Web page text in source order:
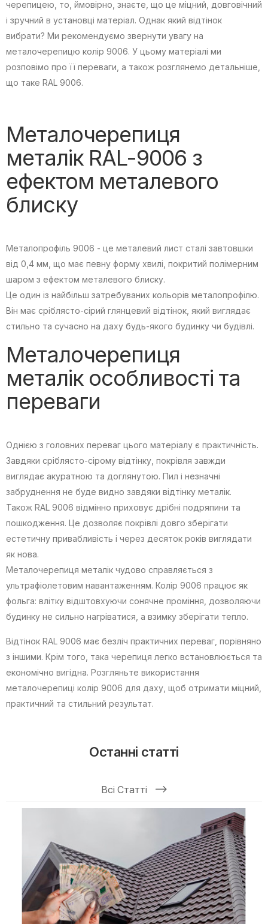
черепицею, то, ймовірно, знаєте, що це міцний, довговічний
і зручний в установці матеріал. Однак який відтінок
вибрати? Ми рекомендуємо звернути увагу на
металочерепицю колір 9006. У цьому матеріалі ми
розповімо про її переваги, а також розглянемо детальніше,
що таке RAL 9006.
Металочерепиця
металік RAL-9006 з
ефектом металевого
блиску
Металопрофіль 9006 - це металевий лист сталі завтовшки
від 0,4 мм, що має певну форму хвилі, покритий полімерним
шаром з ефектом металевого блиску.
Це один із найбільш затребуваних кольорів металопрофілю.
Він має сріблясто-сірий глянцевий відтінок, який виглядає
стильно та сучасно на даху будь-якого будинку чи будівлі.
Металочерепиця
металік особливості та
переваги
Однією з головних переваг цього матеріалу є практичність.
Завдяки сріблясто-сірому відтінку, покрівля завжди
виглядає акуратною та доглянутою. Пил і незначні
забруднення не буде видно завдяки відтінку металік.
Також RAL 9006 відмінно приховує дрібні подряпини та
пошкодження. Це дозволяє покрівлі довго зберігати
естетичну привабливість і через десяток років виглядати
як нова.
Металочерепиця металік чудово справляється з
ультрафіолетовим навантаженням. Колір 9006 працює як
фольга: влітку відштовхуючи сонячне проміння, дозволяючи
будинку не сильно нагріватися, а взимку зберігати тепло.
Відтінок RAL 9006 має безліч практичних переваг, порівняно
з іншими. Крім того, така черепиця легко встановлюється та
економічно вигідна. Розгляньте використання
металочерепиці колір 9006 для даху, щоб отримати міцний,
практичний та стильний результат.
Останні статті
Всі Статті